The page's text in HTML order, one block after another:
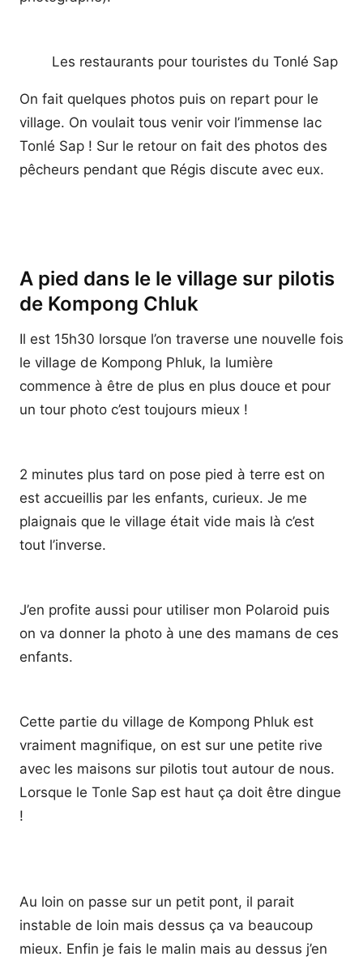
Les restaurants pour touristes du Tonlé Sap
On fait quelques photos puis on repart pour le
village. On voulait tous venir voir l’immense lac
Tonlé Sap ! Sur le retour on fait des photos des
pêcheurs pendant que Régis discute avec eux.
A pied dans le le village sur pilotis
de Kompong Chluk
Il est 15h30 lorsque l’on traverse une nouvelle fois
le village de Kompong Phluk, la lumière
commence à être de plus en plus douce et pour
un tour photo c’est toujours mieux !
2 minutes plus tard on pose pied à terre est on
est accueillis par les enfants, curieux. Je me
plaignais que le village était vide mais là c’est
tout l’inverse.
J’en profite aussi pour utiliser mon Polaroid puis
on va donner la photo à une des mamans de ces
enfants.
Cette partie du village de Kompong Phluk est
vraiment magnifique, on est sur une petite rive
avec les maisons sur pilotis tout autour de nous.
Lorsque le Tonle Sap est haut ça doit être dingue
!
Au loin on passe sur un petit pont, il parait
instable de loin mais dessus ça va beaucoup
mieux. Enfin je fais le malin mais au dessus j’en